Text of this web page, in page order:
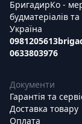
БригадирКо -
будматеріалів
Україна
0981205613
0633803976
Документи
Гарантія та
Доставка товару
Оплата